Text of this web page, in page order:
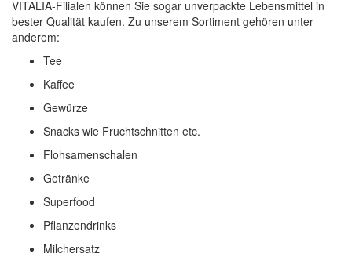
VITALIA-Filialen können Sie sogar unverpackte Lebensmittel in
bester Qualität kaufen. Zu unserem Sortiment gehören unter
anderem:
Tee
Kaffee
Gewürze
Snacks wie Fruchtschnitten etc.
Flohsamenschalen
Getränke
Superfood
Pflanzendrinks
Milchersatz